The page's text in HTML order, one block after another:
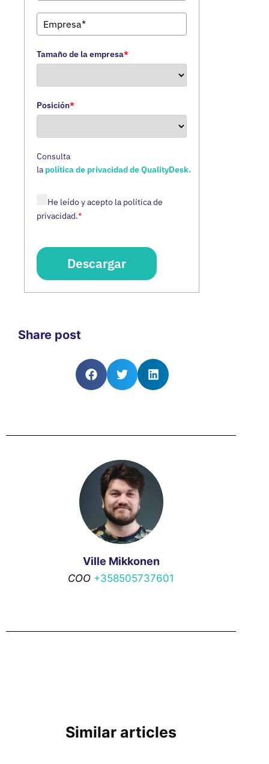
Tamaño de la empresa*
Posición*
Consulta
la política de privacidad de QualityDesk.
He leído y acepto la política de
privacidad.*
Descargar
Share post
Ville Mikkonen
COO +358505737601
Similar articles